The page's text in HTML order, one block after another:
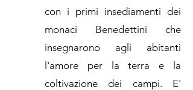
con i primi insediamenti dei
monaci Benedettini che
insegnarono agli abitanti
l'amore per la terra e la
coltivazione dei campi. E'